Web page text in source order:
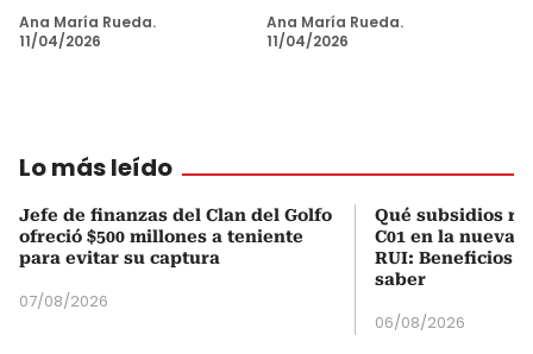
Ana María Rueda.
11/04/2026
Ana María Rueda.
11/04/2026
Lo más leído
Jefe de finanzas del Clan del Golfo
ofreció $500 millones a teniente
para evitar su captura
07/08/2026
Qué subsidios
C01 en la nueva
RUI: Beneficios
saber
06/08/2026